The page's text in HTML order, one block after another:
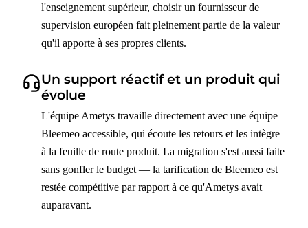
l'enseignement supérieur, choisir un fournisseur de
supervision européen fait pleinement partie de la valeur
qu'il apporte à ses propres clients.
Un support réactif et un produit qui
évolue
L'équipe Ametys travaille directement avec une équipe
Bleemeo accessible, qui écoute les retours et les intègre
à la feuille de route produit. La migration s'est aussi faite
sans gonfler le budget — la tarification de Bleemeo est
restée compétitive par rapport à ce qu'Ametys avait
auparavant.